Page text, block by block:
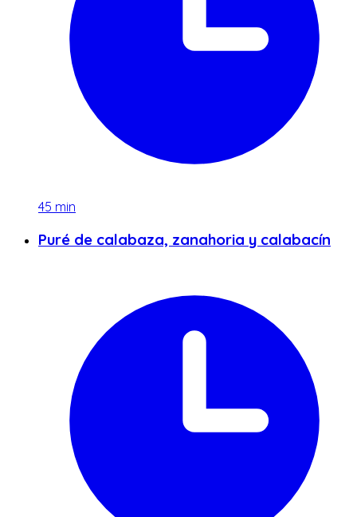
45 min
Puré de calabaza, zanahoria y calabacín